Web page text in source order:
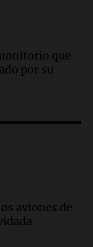
ir al
que
por su
aviones de